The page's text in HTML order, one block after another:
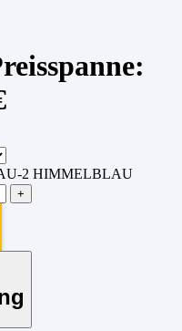
2 HIMMELBLAU